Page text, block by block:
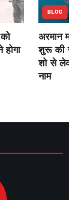
BLOG
अरमान
शुरू की
शो से
नाम